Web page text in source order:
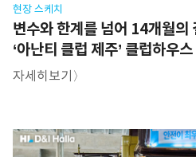
현장 스케치
변수와 한계를 넘어 14개월의
‘아난티 클럽 제주’ 클럽하우
자세히보기〉